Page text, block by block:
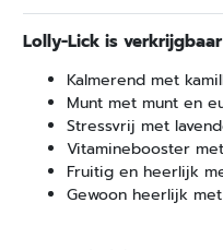
Lolly-Lick is
Kalmerend met
Munt met munt en
Stressvrij met
Vitaminebooster
Fruitig en heerlijk
Gewoon heerlijk